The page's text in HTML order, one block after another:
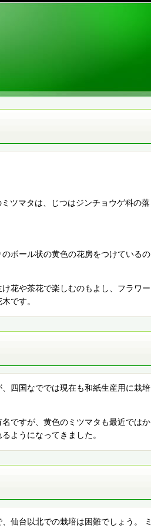
ツマタは、じつはジンチョウゲ科の落
ボール状の黄色の花房をつけているの
花や茶花で楽しむのもよし、フラワー
です。
四国なででは現在も和紙生産用に栽培
ですが、黄色のミツマタも最近ではか
ようになってきました。
仙台以北での栽培は困難でしょう。 ミ